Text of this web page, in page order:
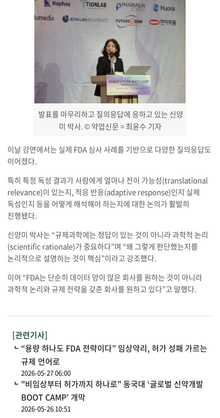
발표를 마무리하고 질의응답에 응하고 있는 신양
미 박사.© 약업신문 = 최윤수 기자
이날 강연에서는 실제 FDA 심사 사례를 기반으로 다양한 질의응답도
이어졌다.
특히 특정 독성 결과가 사람에게 얼마나 전이 가능성(translational
relevance)이 있는지, 적응 반응(adaptive response)인지 실제
독성인지 등을 어떻게 해석해야 하는지에 대한 논의가 활발히
진행됐다.
신양미 박사는 “규제과학에는 정답이 있는 것이 아니라 과학적 논리
(scientific rationale)가 중요하다”며 “왜 그렇게 판단했는지를
논리적으로 설명하는 것이 핵심”이라고 강조했다.
이어 “FDA는 단순히 데이터 양이 많은 회사를 원하는 것이 아니라
과학적 논리와 규제 전략을 갖춘 회사를 원하고 있다”고 말했다.
[관련기사]
“용량 하나도 FDA 전략이다” 임상약리, 허가 성패 가르는
규제 언어로
2026-05-27 06:00
"비임상부터 허가까지 하나로" 동국대 ‘글로벌 신약개발
BOOT CAMP’ 개막
2026-05-26 10:51